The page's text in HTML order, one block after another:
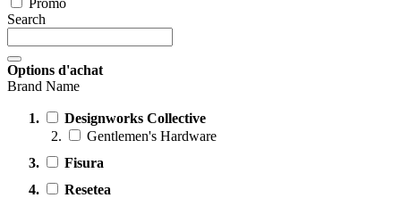
Search
Options d'achat
Brand Name
Designworks Collective
Gentlemen's Hardware
Fisura
Resetea